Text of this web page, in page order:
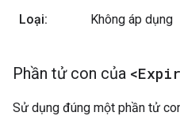
Loại: Không áp dụng
Phần tử con của
Sử dụng đúng một phần tử